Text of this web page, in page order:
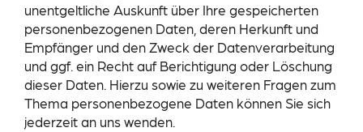
unentgeltliche Auskunft über Ihre gespeicherten
personenbezogenen Daten, deren Herkunft und
Empfänger und den Zweck der Datenverarbeitung
und ggf. ein Recht auf Berichtigung oder Löschung
dieser Daten. Hierzu sowie zu weiteren Fragen zum
Thema personenbezogene Daten können Sie sich
jederzeit an uns wenden.